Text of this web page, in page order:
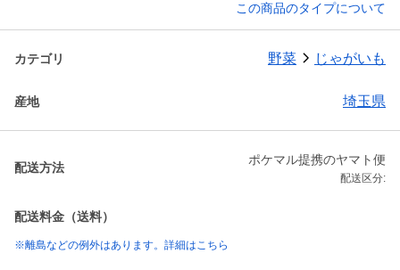
この商品のタイプについて
カテゴリ 野菜 じゃがいも
産地 埼玉県
配送方法
ポケマル提携のヤマト便
配送区分:
配送料金（送料）
※離島などの例外はあります。詳細はこちら